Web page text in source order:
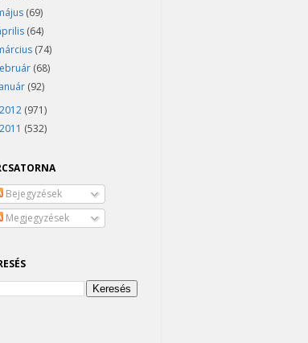
(69)
(64)
(74)
(68)
(92)
2012 (971)
2011 (532)
Bejegyzések
Megjegyzések